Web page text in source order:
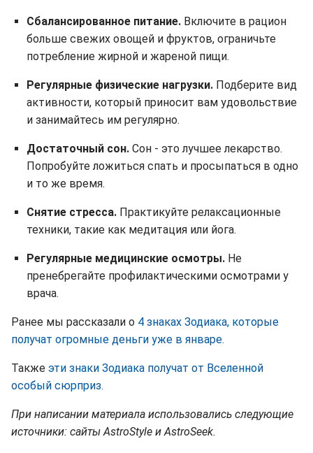
Сбалансированное питание. Включите в рацион
больше свежих овощей и фруктов, ограничьте
потребление жирной и жареной пищи.
Регулярные физические нагрузки. Подберите вид
активности, который приносит вам удовольствие
и занимайтесь им регулярно.
Достаточный сон. Сон - это лучшее лекарство.
Попробуйте ложиться спать и просыпаться в одно
и то же время.
Снятие стресса. Практикуйте релаксационные
техники, такие как медитация или йога.
Регулярные медицинские осмотры. Не
пренебрегайте профилактическими осмотрами у
врача.
Ранее мы рассказали о 4 знаках Зодиака, которые
получат огромные деньги уже в январе.
Также эти знаки Зодиака получат от Вселенной
особый сюрприз.
При написании материала использовались следующие
источники: сайты AstroStyle и AstroSeek.